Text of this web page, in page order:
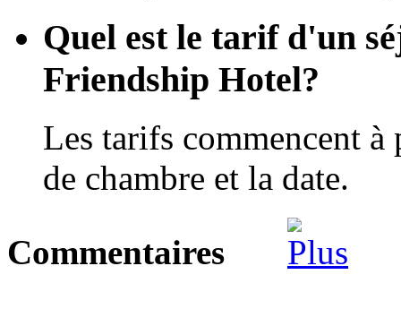
Quel est le tarif d'un
Friendship Hotel?
Les tarifs commencent
de chambre et la date.
Commentaires